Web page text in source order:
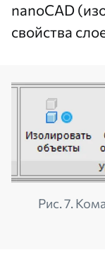
nanoCAD
свойства
Рис. 7.